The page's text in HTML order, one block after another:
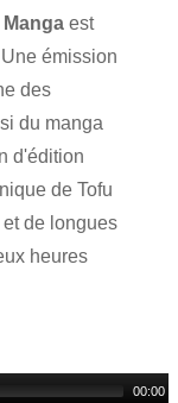
est
Une émission
des
du manga
d'édition
de Tofu
de longues
heures
00:00